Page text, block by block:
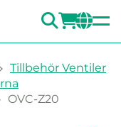
SÖK
Tillbehör Ventiler
OVC-Z20